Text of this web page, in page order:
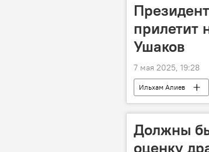
прилетит
Ушаков
7 мая 2025, 19:28
Ильхам Алиев
Должны
оценку